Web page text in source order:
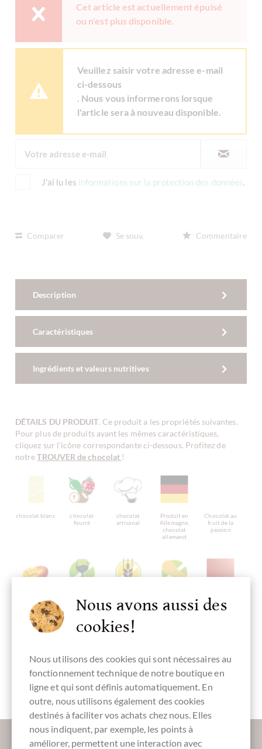
Cet article est actuellement épuisé
ou n'est plus disponible.
Veuillez saisir votre adresse e-mail
ci-dessous
. Nous vous informerons lorsque
l'article sera à nouveau disponible.
J'ai lu les informations sur la protection des données.
Comparer Se souv. Commentaire
Description
Caractéristiques
Ingrédients et valeurs nutritives
DÉTAILS DU PRODUIT. Ce produit a les propriétés suivantes.
Pour plus de produits ayant les mêmes caractéristiques,
cliquez sur l'icône correspondante ci-dessous. Profitez de
notreTROUVER de chocolat !
chocolat blanc
chocolat
fourré
chocolat
artisanal
Produit en
Allemagne,
chocolat
allemand
Chocolat au
fruit de la
passion
Chocolat à la
mangue
sans alcool
Emballage
rouge
Pâques en
Plus d'informations sur le bon chocolat?
Nous avons aussi des
cookies!
Nous utilisons des cookies qui sont nécessaires au
fonctionnement technique de notre boutique en
ligne et qui sont définis automatiquement. En
outre, nous utilisons également des cookies
destinés à faciliter vos achats chez nous. Elles
nous indiquent, par exemple, les points à
améliorer, permettent une interaction avec